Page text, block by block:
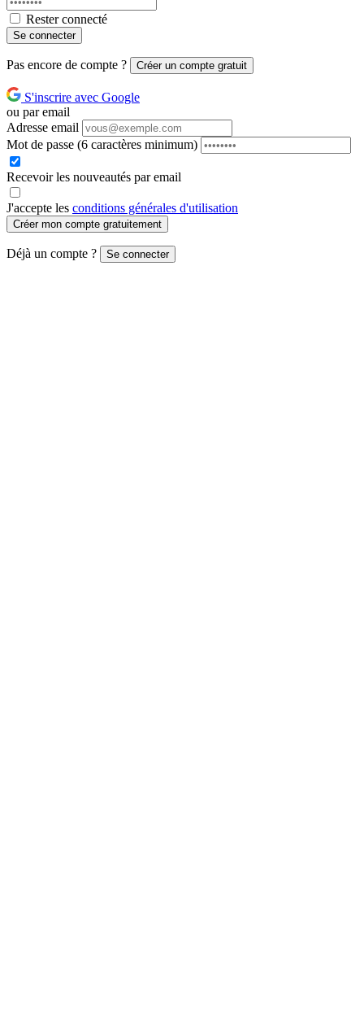
Rester connecté
Se connecter
Pas encore de compte ? Créer un compte gratuit
S'inscrire avec Google
ou par email
Adresse email
Mot de passe (6 caractères minimum)
Recevoir les nouveautés par email
J'accepte les conditions générales d'utilisation
Créer mon compte gratuitement
Déjà un compte ? Se connecter